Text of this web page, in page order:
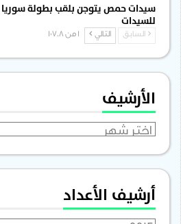
سيدات حمص يتوجن بلقب بطولة سوريا
للسيدات
السابق التالي
الأرشيف
الأرشيف
أرشيف الأعداد